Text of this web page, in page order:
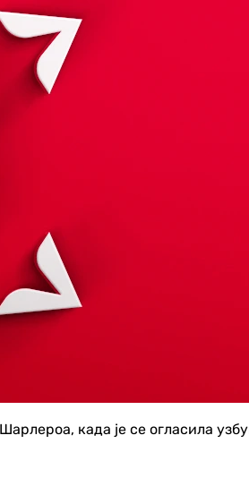
када је се огласила